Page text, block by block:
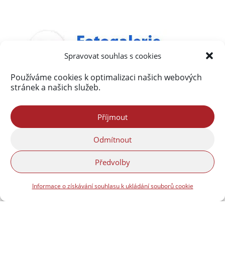
Spravovat souhlas s cookies
Používáme cookies k optimalizaci našich webových
stránek a našich služeb.
Příjmout
Odmítnout
Předvolby
Informace o získávání souhlasu k ukládání souborů cookie